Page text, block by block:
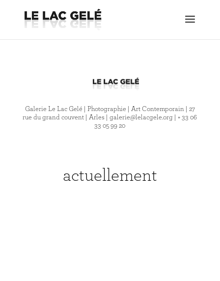
Galerie Le Lac Gelé | Photographie | Art Contemporain | 27
rue du grand couvent | Arles | galerie@lelacgele.org | + 33 06
33 05 99 20
actuellement